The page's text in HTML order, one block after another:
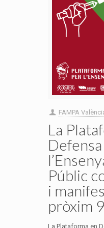
FAMPA
La
Públic
i
pròxim
La Plataforma en